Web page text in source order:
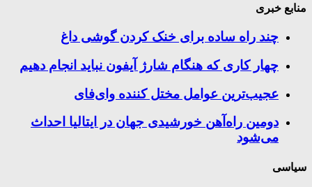
منابع خبری
چند راه‌ ساده برای خنک کردن گوشی داغ
چهار کاری که هنگام شارژ آیفون نباید انجام دهیم
عجیب‌ترین عوامل مختل کننده وای‌فای
دومین راه‌آهن خورشیدی جهان در ایتالیا احداث
می‌شود
سیاسی